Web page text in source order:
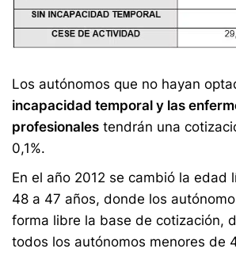
Los autónomos que no hayan
incapacidad temporal y las
profesionales tendrán una
0,1%.
En el año 2012 se cambió la edad
48 a 47 años, donde los
forma libre la base de cotización,
todos los autónomos menores de